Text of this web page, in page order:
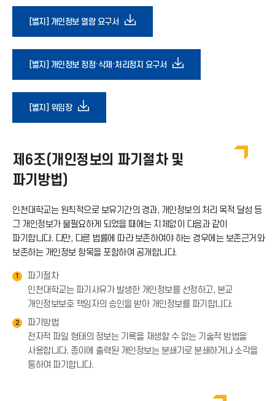
[별지] 개인정보 열람 요구서 다
운
로
콘
[별지] 개인정보 정정·삭제·처리정지 요구서 다
드
이
콘
[별지] 위임장다
로
아
콘
제6조(개인정보의 파기절차 및
파기방법)
인천대학교는 원칙적으로 보유기간의 경과, 개인정보의 처리 목적 달성 등
그 개인정보가 불필요하게 되었을 때에는 지체없이 다음과 같이
파기합니다. 다만, 다른 법률에 따라 보존하여야 하는 경우에는 보존근거와
보존하는 개인정보 항목을 포함하여 공개합니다.
1
파기절차
인천대학교는 파기사유가 발생한 개인정보를 선정하고, 본교
개인정보보호 책임자의 승인을 받아 개인정보를 파기합니다.
2
파기방법
전자적 파일 형태의 정보는 기록을 재생할 수 없는 기술적 방법을
사용합니다. 종이에 출력된 개인정보는 분쇄기로 분쇄하거나 소각을
통하여 파기합니다.